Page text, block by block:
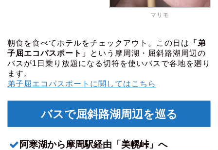
マリモ
朝食を食べてホテルをチェックアウト。この日は
「弟
子屈エコパスポート」
という摩周湖・屈斜路湖周辺の
バスが1日乗り放題になる切符を使いバスで各地を廻り
ます。
弟子屈エコパスポートに関してはこちら
バスで屈斜路湖周辺を巡る
阿寒湖から摩周駅経由「美幌峠」へ